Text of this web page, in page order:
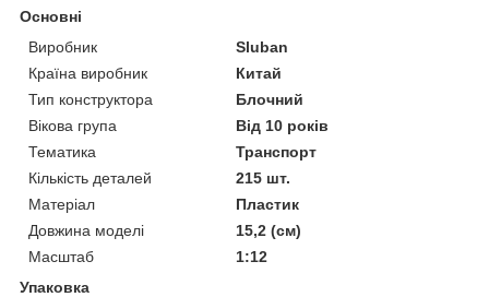
Основні
Виробник
Sluban
Країна виробник
Китай
Тип конструктора
Блочний
Вікова група
Від 10 років
Тематика
Транспорт
Кількість деталей
215 шт.
Матеріал
Пластик
Довжина моделі
15,2 (см)
Масштаб
1:12
Упаковка